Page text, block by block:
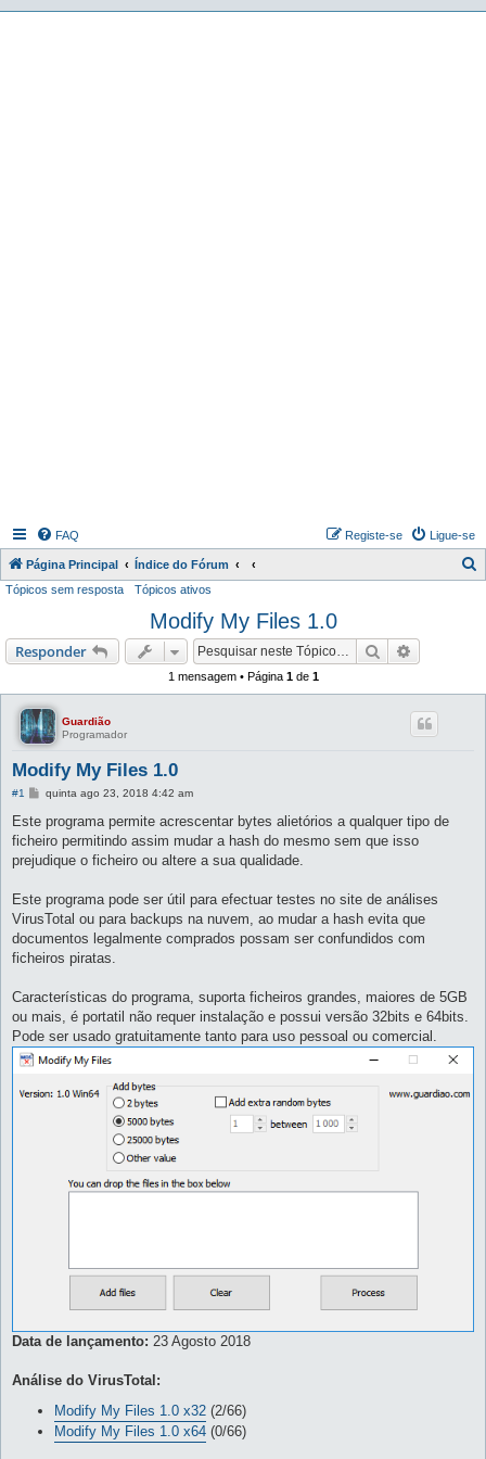
FAQ Ligue-se
Registe-se
Página Principal Índice do Fórum
i
Tópicos sem resposta Tópicos ativos
Modify My Files 1.0
Responder Pesquisar
1 mensagem • Página 1de 1
Guardião
Programador
Modify My Files 1.0
#1
M
n
s
a
g
quinta ago 23, 2018 4:42 am
Este programa permite acrescentar bytes alietórios a qualquer tipo de
ficheiro permitindo assim mudar a hash do mesmo sem que isso
prejudique o ficheiro ou altere a sua qualidade.
Este programa pode ser útil para efectuar testes no site de análises
VirusTotal ou para backups na nuvem, ao mudar a hash evita que
documentos legalmente comprados possam ser confundidos com
ficheiros piratas.
Características do programa, suporta ficheiros grandes, maiores de 5GB
ou mais, é portatil não requer instalação e possui versão 32bits e 64bits.
Pode ser usado gratuitamente tanto para uso pessoal ou comercial.
Data de lançamento: 23 Agosto 2018
Análise do VirusTotal:
Modify My Files 1.0 x32 (2/66)
Modify My Files 1.0 x64 (0/66)